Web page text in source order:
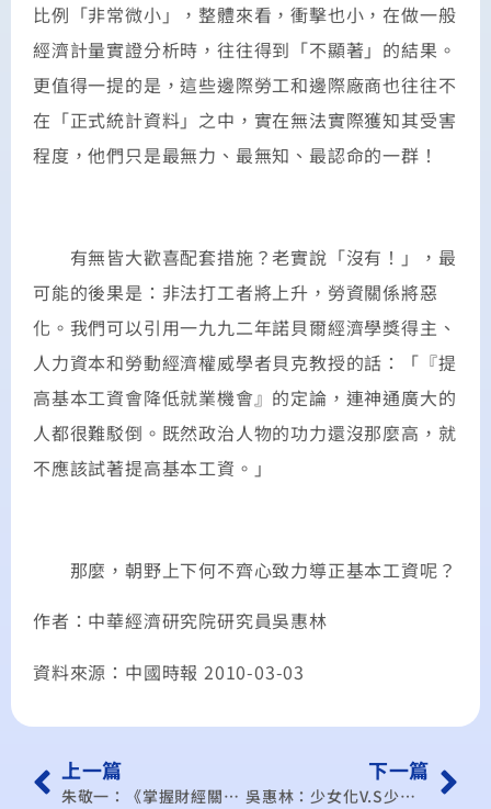
比例「非常微小」，整體來看，衝擊也小，在做一般
經濟計量實證分析時，往往得到「不顯著」的結果。
更值得一提的是，這些邊際勞工和邊際廠商也往往不
在「正式統計資料」之中，實在無法實際獲知其受害
程度，他們只是最無力、最無知、最認命的一群！
有無皆大歡喜配套措施？老實說「沒有！」，最
可能的後果是：非法打工者將上升，勞資關係將惡
化。我們可以引用一九九二年諾貝爾經濟學獎得主、
人力資本和勞動經濟權威學者貝克教授的話：「『提
高基本工資會降低就業機會』的定論，連神通廣大的
人都很難駁倒。既然政治人物的功力還沒那麼高，就
不應該試著提高基本工資。」
那麼，朝野上下何不齊心致力導正基本工資呢？
作者：中華經濟研究院研究員吳惠林
資料來源：中國時報 2010-03-03
上一篇
朱敬一：《掌握財經關鍵》馬政府應推動「公務文化革新運動」
下一篇
吳惠林：少女化V.S少子化